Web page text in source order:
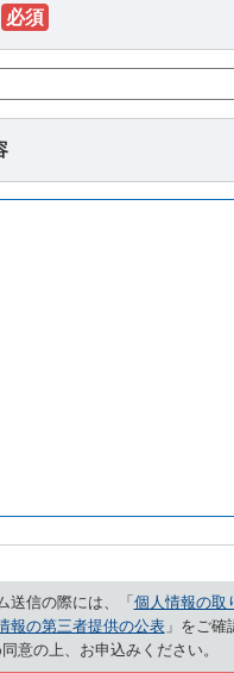
必須
送信の際には、「 個人情報の取
報の第三者提供の公表」をご確
意の上、お申込みください。